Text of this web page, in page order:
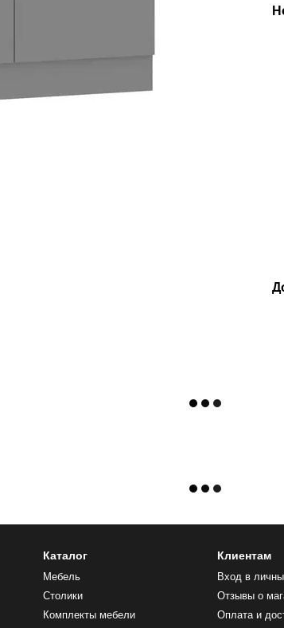
Каталог
Мебель
Столики
Комплекты мебели
Клиентам
Вход в
Отзывы о
Оплата и